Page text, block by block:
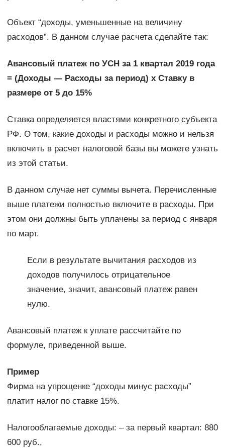
Объект “доходы, уменьшенные на величину
расходов”. В данном случае расчета сделайте так:
Авансовый платеж по УСН за 1 квартал 2019 года
= (Доходы — Расходы за период) х Ставку в
размере от 5 до 15%
Ставка определяется властями конкретного субъекта
РФ. О том, какие доходы и расходы можно и нельзя
включить в расчет налоговой базы вы можете узнать
из этой статьи.
В данном случае нет суммы вычета. Перечисленные
выше платежи полностью включите в расходы. При
этом они должны быть уплачены за период с января
по март.
Если в результате вычитания расходов из
доходов получилось отрицательное
значение, значит, авансовый платеж равен
нулю.
Авансовый платеж к уплате рассчитайте по
формуле, приведенной выше.
Пример
Фирма на упрощенке “доходы минус расходы”
платит налог по ставке 15%.
Налогооблагаемые доходы: – за первый квартал: 880
600 руб.,